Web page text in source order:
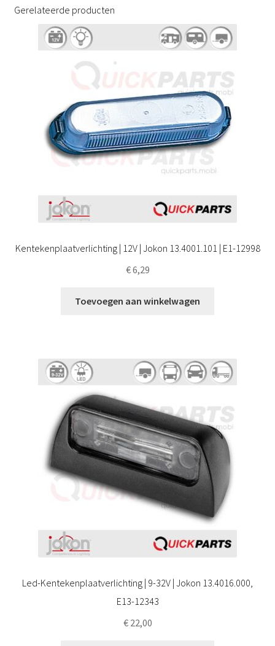
Gerelateerde producten
Kentekenplaatverlichting | 12V | Jokon 13.4001.101 | E1-12998
€6,29
Toevoegen aan winkelwagen
Led-Kentekenplaatverlichting | 9-32V | Jokon 13.4016.000,
E13-12343
€22,00